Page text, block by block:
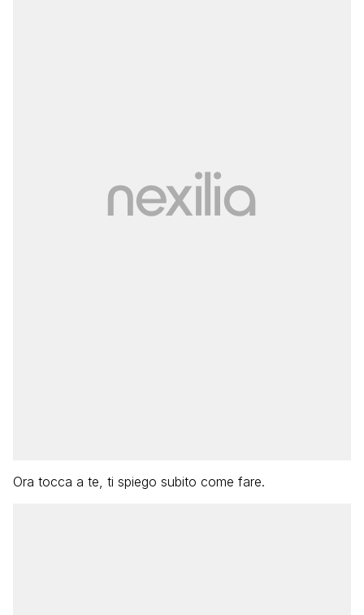
Ora tocca a te, ti spiego subito come fare.